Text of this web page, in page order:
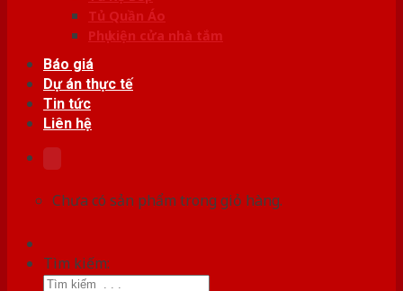
Tủ Quần Áo
Phụ kiện cửa nhà tắm
Báo giá
Dự án thực tế
Tin tức
Liên hệ
Chưa có sản phẩm trong giỏ hàng.
Tìm kiếm: